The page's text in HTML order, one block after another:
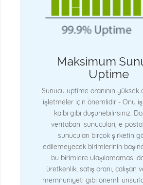
Maksimum
Uptime
Sunucu uptime oranının yüksek
işletmeler için önemlidir - Onu
kalbi gibi düşünebilirsiniz.
veritabanı sunuculari, e-
sunucuları birçok şirketin
edilemeyecek birimlerinin
bu birimlere ulaşılamaması
üretkenlik, satış oranı, çalışan
memnuniyeti gibi önemli